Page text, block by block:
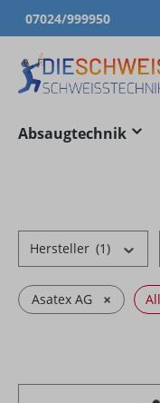
Zur
07024/999950
Absaugtechnik
Hersteller (1)
Asatex AG ×